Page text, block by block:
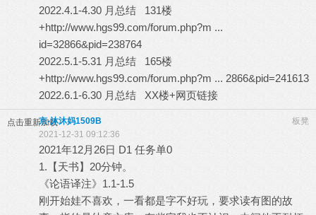
2022.4.1-4.30 月总结 131楼
+http://www.hgs99.com/forum.php?m ...
id=32866&pid=238764
2022.5.1-5.31 月总结 165楼
+http://www.hgs99.com/forum.php?m ... 2866&pid=241613
2022.6.1-6.30 月总结 XX楼+网页链接
点击重新加载 板凳
京-沐沐妈1509B
2021-12-31 09:12:36
2021年12月26日 D1 任务单0
1.【天书】20分钟。
《论语译注》1.1-1.5
刚开始娃不喜欢，一看都是字不好玩，要求读有图的故